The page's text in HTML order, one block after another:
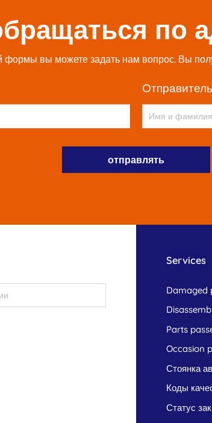
по
вы можете задать нам вопрос. Вы
Отправитель
Services
parts
occasion
стоянка
Коды
Статус